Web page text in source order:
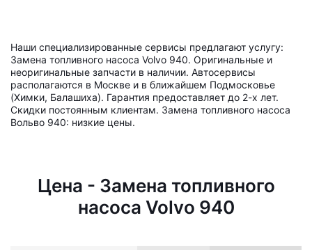
Наши специализированные сервисы предлагают услугу:
Замена топливного насоса Volvo 940. Оригинальные и
неоригинальные запчасти в наличии. Автосервисы
располагаются в Москве и в ближайшем Подмосковье
(Химки, Балашиха). Гарантия предоставляет до 2-х лет.
Скидки постоянным клиентам. Замена топливного насоса
Вольво 940: низкие цены.
Цена - Замена топливного
насоса Volvo 940